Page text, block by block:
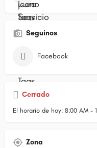
Seguinos
Facebook
Cerrado
El horario de hoy: 8:00 AM -
Zona